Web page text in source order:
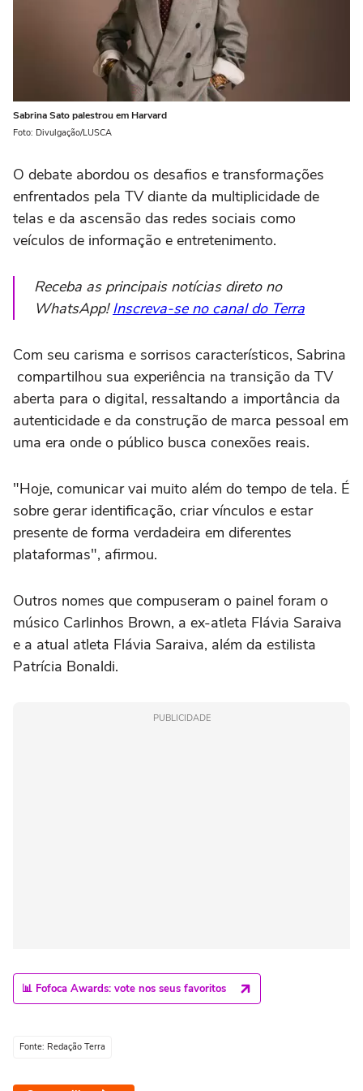
Sabrina Sato palestrou em Harvard
Foto: Divulgação/LUSCA
O debate abordou os desafios e transformações
enfrentados pela TV diante da multiplicidade de
telas e da ascensão das redes sociais como
veículos de informação e entretenimento.
Receba as principais notícias direto no
WhatsApp!Inscreva-se no canal do Terra
Com seu carisma e sorrisos característicos, Sabrina
compartilhou sua experiência na transição da TV
aberta para o digital, ressaltando a importância da
autenticidade e da construção de marca pessoal em
uma era onde o público busca conexões reais.
"Hoje, comunicar vai muito além do tempo de tela. É
sobre gerar identificação, criar vínculos e estar
presente de forma verdadeira em diferentes
plataformas", afirmou.
Outros nomes que compuseram o painel foram o
músico Carlinhos Brown, a ex-atleta Flávia Saraiva
e a atual atleta Flávia Saraiva, além da estilista
Patrícia Bonaldi.
PUBLICIDADE
📊 Fofoca Awards: vote nos seus favoritos
Fonte: Redação Terra